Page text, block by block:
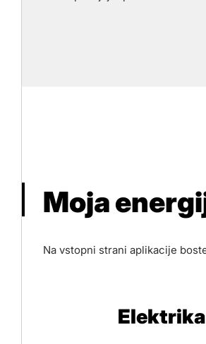
Moja
Na vstopni strani aplikacije
Elektrika